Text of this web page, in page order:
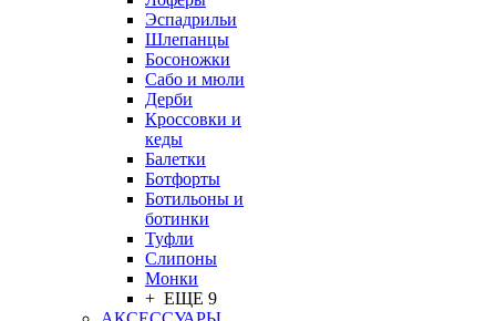
Эспадрильи
Шлепанцы
Босоножки
Сабо и мюли
Дерби
Кроссовки и
кеды
Балетки
Ботфорты
Ботильоны и
ботинки
Туфли
Слипоны
Монки
+ ЕЩЕ 9